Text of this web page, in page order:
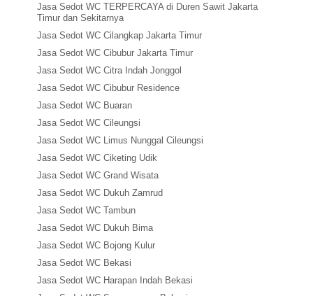
Jasa Sedot WC TERPERCAYA di Duren Sawit Jakarta
Timur dan Sekitarnya
Jasa Sedot WC Cilangkap Jakarta Timur
Jasa Sedot WC Cibubur Jakarta Timur
Jasa Sedot WC Citra Indah Jonggol
Jasa Sedot WC Cibubur Residence
Jasa Sedot WC Buaran
Jasa Sedot WC Cileungsi
Jasa Sedot WC Limus Nunggal Cileungsi
Jasa Sedot WC Ciketing Udik
Jasa Sedot WC Grand Wisata
Jasa Sedot WC Dukuh Zamrud
Jasa Sedot WC Tambun
Jasa Sedot WC Dukuh Bima
Jasa Sedot WC Bojong Kulur
Jasa Sedot WC Bekasi
Jasa Sedot WC Harapan Indah Bekasi